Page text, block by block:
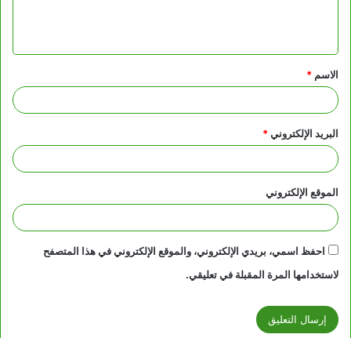
ق
*
الاسم *
البريد الإلكتروني*
الموقع الإلكتروني
احفظ اسمي، بريدي الإلكتروني، والموقع الإلكتروني في هذا المتصفح
لاستخدامها المرة المقبلة في تعليقي.